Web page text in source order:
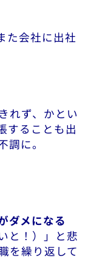
た会社に出社
れず、かとい
することも出
に。
ダメになる
と！）」と悲
を繰り返して